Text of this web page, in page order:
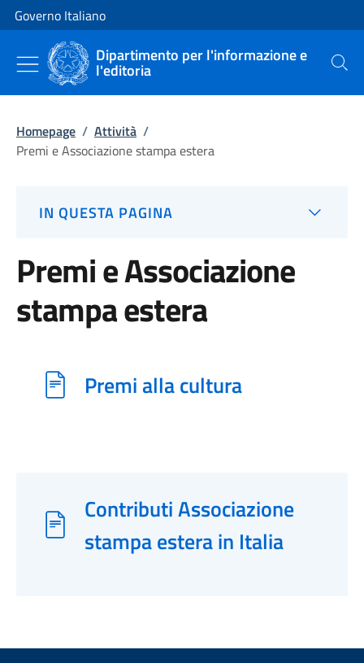
Vai al contenuto
Vai alla navigazione del sito
Governo Italiano
Dipartimento per l'informazione e
l'editoria Cerca
Homepage / Attività /
Premi e Associazione stampa estera
IN QUESTA PAGINA
Premi e Associazione
stampa estera
Premi alla cultura
Contributi Associazione
stampa estera in Italia